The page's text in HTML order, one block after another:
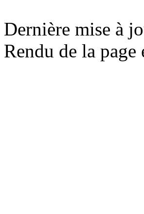
Dernière mise à
Rendu de la page